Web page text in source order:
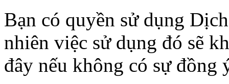
Bạn có quyền sử dụng
nhiên việc sử dụng đó sẽ
đây nếu không có sự đồng